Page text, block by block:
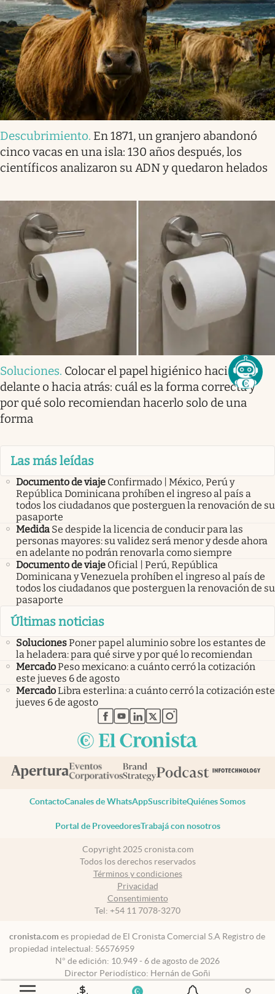
Descubrimiento. En 1871, un granjero abandonó
cinco vacas en una isla: 130 años después, los
científicos analizaron su ADN y quedaron helados
Soluciones. Colocar el papel higiénico hacia
delante o hacia atrás: cuál es la forma correcta y
por qué solo recomiendan hacerlo solo de una
forma
Las más leídas
Documento de viaje Confirmado | México, Perú y
República Dominicana prohíben el ingreso al país a
todos los ciudadanos que posterguen la renovación de su
pasaporte
Medida Se despide la licencia de conducir para las
personas mayores: su validez será menor y desde ahora
en adelante no podrán renovarla como siempre
Documento de viaje Oficial | Perú, República
Dominicana y Venezuela prohíben el ingreso al país de
todos los ciudadanos que posterguen la renovación de su
pasaporte
Últimas noticias
SolucionesPoner papel aluminio sobre los estantes de
la heladera: para qué sirve y por qué lo recomiendan
MercadoPeso mexicano: a cuánto cerró la cotización
este jueves 6 de agosto
MercadoLibra esterlina: a cuánto cerró la cotización este
jueves 6 de agosto
abre en nueva pestaña
abre en nueva pestaña
abre en nueva pestaña
abre en nueva pestaña
abre en nueva pestaña
ContactoCanales de WhatsAppSuscribiteQuiénes Somos
Portal de ProveedoresTrabajá con nosotros
Copyright 2025 cronista.com
Todos los derechos reservados
Términos y condiciones
Privacidad
Consentimiento
Tel: +54 11 7078-3270
cronista.com es propiedad de El Cronista Comercial S.A Registro de
propiedad intelectual: 56576959
N° de edición: 10.949 - 6 de agosto de 2026
Director Periodístico: Hernán de Goñi